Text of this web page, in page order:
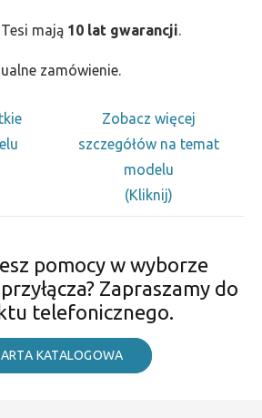
mają 10 lat gwarancji.
zamówienie.
Zobacz więcej
szczegółów na temat
modelu
(Kliknij)
pomocy w wyborze
Zapraszamy do
telefonicznego.
KATALOGOWA